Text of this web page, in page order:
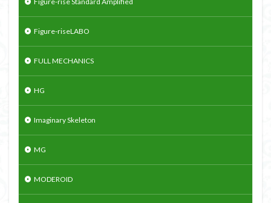
Figure-riseLABO
FULL MECHANICS
HG
Imaginary Skeleton
MG
MODEROID